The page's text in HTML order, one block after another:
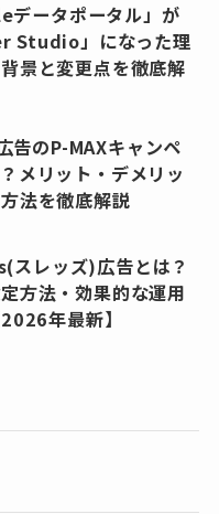
データポータル」が
Studio」になった理
景と変更点を徹底解
告のP-MAXキャンペ
メリット・デメリッ
法を徹底解説
レッズ)広告とは？
方法・効果的な運用
年最新】